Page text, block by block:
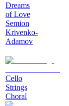
Dreams
of Love
Semion
Krivenko-
Adamov
Cello
Strings
Choral